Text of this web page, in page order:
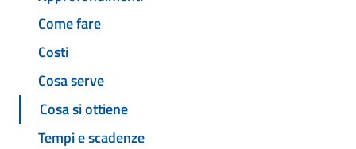
Come fare
Costi
Cosa serve
Cosa si ottiene
Tempi e scadenze